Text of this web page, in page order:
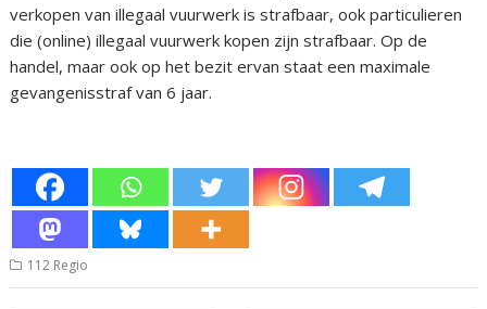
verkopen van illegaal vuurwerk is strafbaar, ook particulieren
die (online) illegaal vuurwerk kopen zijn strafbaar. Op de
handel, maar ook op het bezit ervan staat een maximale
gevangenisstraf van 6 jaar.
112 Regio